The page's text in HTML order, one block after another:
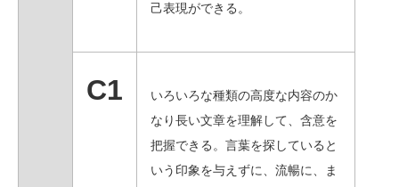
己表現ができる。
C1
いろいろな種類の高度な内容のか
なり長い文章を理解して、含意を
把握できる。言葉を探していると
いう印象を与えずに、流暢に、ま